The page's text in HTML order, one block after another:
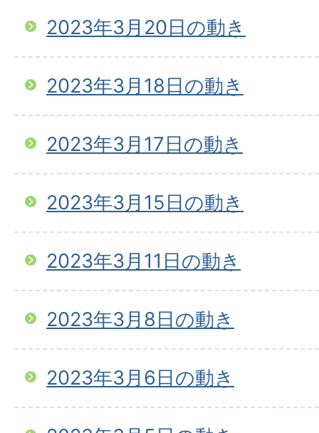
2023年3月20日の動き
2023年3月18日の動き
2023年3月17日の動き
2023年3月15日の動き
2023年3月11日の動き
2023年3月8日の動き
2023年3月6日の動き